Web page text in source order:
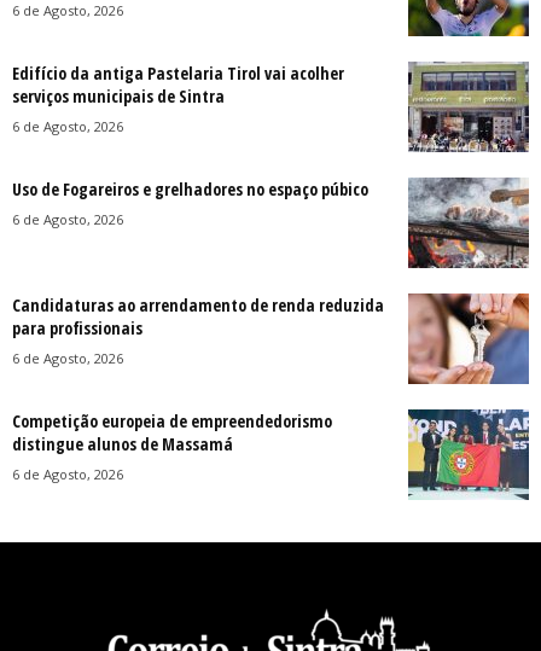
6 de Agosto, 2026
Edifício da antiga Pastelaria Tirol vai acolher
serviços municipais de Sintra
6 de Agosto, 2026
Uso de Fogareiros e grelhadores no espaço púbico
6 de Agosto, 2026
Candidaturas ao arrendamento de renda reduzida
para profissionais
6 de Agosto, 2026
Competição europeia de empreendedorismo
distingue alunos de Massamá
6 de Agosto, 2026